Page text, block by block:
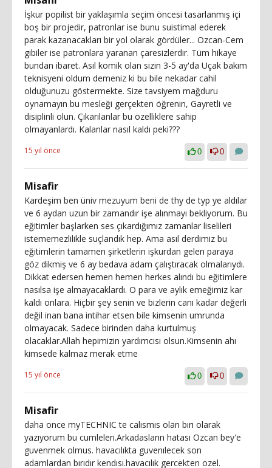
İşkur popilist bir yaklaşımla seçim öncesi tasarlanmış içi
boş bir projedir, patronlar ise bunu suistimal ederek
parak kazanacakları bir yol olarak gördüler... Ozcan-Cem
gibiler ise patronlara yaranan çaresizlerdir. Tüm hikaye
bundan ibaret. Asıl komik olan sizin 3-5 ay'da Uçak bakım
teknisyeni oldum demeniz ki bu bile nekadar cahil
olduğunuzu göstermekte. Size tavsiyem mağduru
oynamayın bu mesleği gerçekten öğrenin, Gayretli ve
disiplinli olun. Çıkarılanlar bu özelliklere sahip
olmayanlardı. Kalanlar nasıl kaldı peki???
15 yıl önce 0 0
Misafir
Kardeşim ben üniv mezuyum beni de thy de typ ye aldılar
ve 6 aydan uzun bir zamandır işe alınmayı bekliyorum. Bu
eğitimler başlarken ses çıkardığımız zamanlar liselileri
istememezlilikle suçlandık hep. Ama asıl derdimiz bu
eğitimlerin tamamen şirketlerin işkurdan gelen paraya
göz dikmiş ve 6 ay bedava adam çalıştıracak olmalarıydı.
Dikkat edersen hemen hemen herkes alındı bu eğitimlere
nasılsa işe almayacaklardı. O para ve aylık emeğimiz kar
kaldı onlara. Hiçbir şey senin ve bizlerin canı kadar değerli
değil inan bana intihar etsen bile kimsenin umrunda
olmayacak. Sadece birinden daha kurtulmuş
olacaklar.Allah hepimizin yardımcısı olsun.Kimsenin ahı
kimsede kalmaz merak etme
15 yıl önce 0 0
Misafir
daha once myTECHNIC te calısmıs olan bırı olarak
yazıyorum bu cumlelerı.Arkadasların hatası Ozcan bey'e
guvenmek olmus. havacılıkta guvenılecek son
adamlardan bırıdır kendısı.havacılık gercekten ozel.